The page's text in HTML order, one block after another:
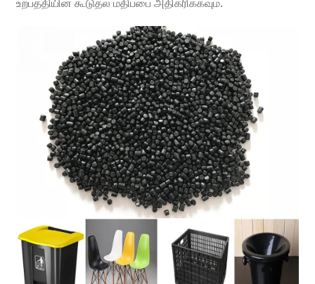
உற்பத்தியின் கூடுதல் மதிப்பை அதிகரிக்கவும்.